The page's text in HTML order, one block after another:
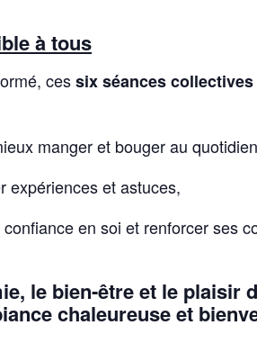
à tous
cessix séances collectives
manger et bouger au
expériences et astuces,
en soi et renforcer ses
le bien-être et le plaisir
chaleureuse et